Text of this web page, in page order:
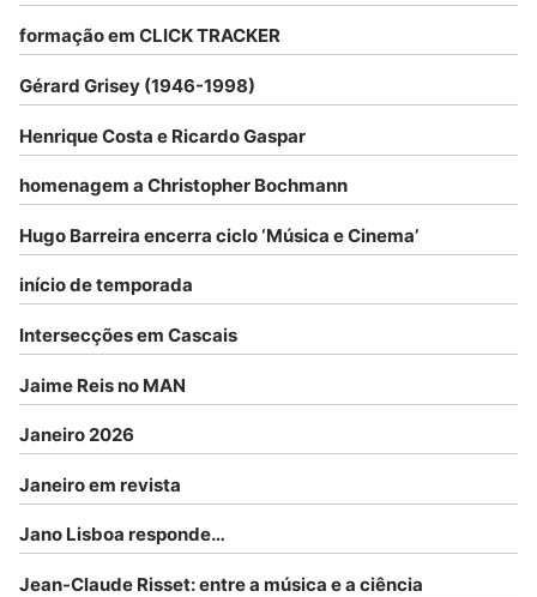
formação em CLICK TRACKER
Gérard Grisey (1946-1998)
Henrique Costa e Ricardo Gaspar
homenagem a Christopher Bochmann
Hugo Barreira encerra ciclo ‘Música e Cinema’
início de temporada
Intersecções em Cascais
Jaime Reis no MAN
Janeiro 2026
Janeiro em revista
Jano Lisboa responde…
Jean-Claude Risset: entre a música e a ciência